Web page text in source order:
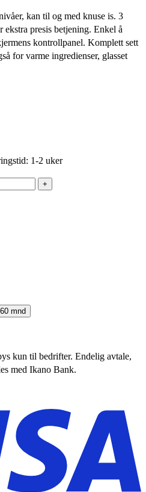
kan til og med knuse is. 3
presis betjening. Enkel å
kontrollpanel. Komplett sett
for varme ingredienser, glasset
1-2 uker
+
60 mnd
kun til bedrifter. Endelig avtale,
med Ikano Bank.